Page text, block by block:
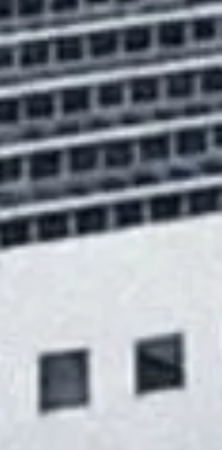
La struttura rivoluzionaria
delle finestre.
TERMOFIBRA® è la nuova struttura rivoluzionaria
degli infissi Nobento, l’evoluzione che unisce il
rinforzo termico del telaio, con la resistenza della
fibra di vetro continua del profilo anta.
Proprio l’intuizione di integrare la fibra di vetro
continua all’interno del profilo degli infissi,
conferisce l’inerzia necessaria alla completa
rimozione del rinforzo in acciaio standard.
Garantisce la possibilità di sostituire il ferro con
materiali perfezionati, donando all’infisso un
rapporto luminosità-leggerezza-prestazione
altamente avanzato.